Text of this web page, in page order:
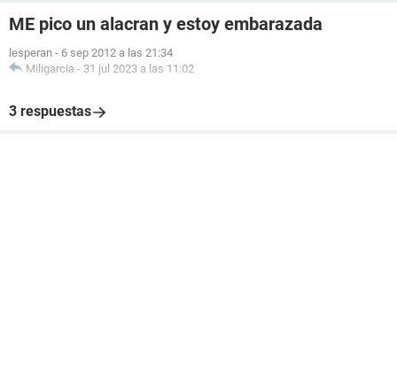
ME pico un alacran y estoy embarazada
lesperan - 6 sep 2012 a las 21:34
Miligarcia - 31 jul 2023 a las 11:02
3 respuestas